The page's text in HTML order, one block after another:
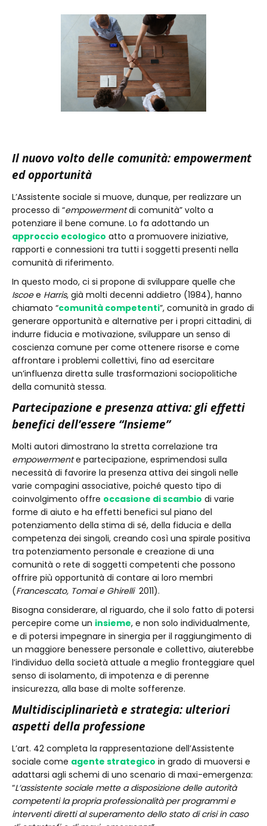
Il nuovo volto delle comunità: empowerment
ed opportunità
L’Assistente sociale si muove, dunque, per realizzare un
processo di “empowermentdi comunità” volto a
potenziare il bene comune. Lo fa adottando un
approccio ecologico atto a promuovere iniziative,
rapporti e connessioni tra tutti i soggetti presenti nella
comunità di riferimento.
In questo modo, ci si propone di sviluppare quelle che
Iscoee Harris, già molti decenni addietro (1984), hanno
chiamato “comunità competenti”, comunità in grado di
generare opportunità e alternative per i propri cittadini, di
indurre fiducia e motivazione, sviluppare un senso di
coscienza comune per come ottenere risorse e come
affrontare i problemi collettivi, fino ad esercitare
un’influenza diretta sulle trasformazioni sociopolitiche
della comunità stessa.
Partecipazione e presenza attiva: gli effetti
benefici dell’essere “Insieme”
Molti autori dimostrano la stretta correlazione tra
empowermente partecipazione, esprimendosi sulla
necessità di favorire la presenza attiva dei singoli nelle
varie compagini associative, poiché questo tipo di
coinvolgimento offre occasione di scambio di varie
forme di aiuto e ha effetti benefici sul piano del
potenziamento della stima di sé, della fiducia e della
competenza dei singoli, creando così una spirale positiva
tra potenziamento personale e creazione di una
comunità o rete di soggetti competenti che possono
offrire più opportunità di contare ai loro membri
(Francescato, Tomai e Ghirelli2011).
Bisogna considerare, al riguardo, che il solo fatto di potersi
percepire come un insieme, e non solo individualmente,
e di potersi impegnare in sinergia per il raggiungimento di
un maggiore benessere personale e collettivo, aiuterebbe
l’individuo della società attuale a meglio fronteggiare quel
senso di isolamento, di impotenza e di perenne
insicurezza, alla base di molte sofferenze.
Multidisciplinarietà e strategia: ulteriori
aspetti della professione
L’art. 42 completa la rappresentazione dell’Assistente
sociale come agente strategico in grado di muoversi e
adattarsi agli schemi di uno scenario di maxi-emergenza:
“L’assistente sociale mette a disposizione delle autorità
competenti la propria professionalità per programmi e
interventi diretti al superamento dello stato di crisi in caso